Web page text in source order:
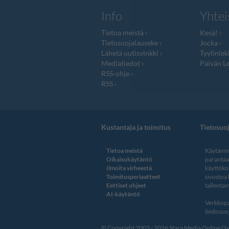
Info
Tietoa meistä
Tietosuojalauseke
Lähetä uutisvinkki
Mediatiedot
RSS-ohje
RSS
Kesä!
Jocka
Päivän
Kustantaja ja toimitus
Tietoa meistä
Oikaisukäytäntö
Ilmoita virheestä
Toimitusperiaatteet
Eettiset ohjeet
AI-käytäntö
sivustoa